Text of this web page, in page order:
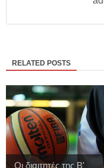
RELATED POSTS
Οι διαιτητές της Β'